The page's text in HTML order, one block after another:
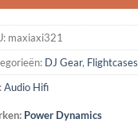
maxiaxi321
DJ Gear, Flightcases
Audio Hifi
Power Dynamics